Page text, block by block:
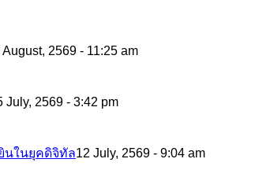
August, 2569 - 11:25 am
July, 2569 - 3:42 pm
นในยุคดิจิทัล12 July, 2569 - 9:04 am